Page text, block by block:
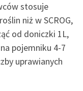
stosuje
niż w SCROG,
od doniczki 1L,
pojemniku 4-7
uprawianych